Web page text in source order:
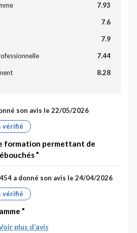
7.93
7.6
7.9
7.44
8.28
son avis le 22/05/2026
vérifié
formation permettant de
a donné son avis le 24/04/2026
vérifié
plus d’avis